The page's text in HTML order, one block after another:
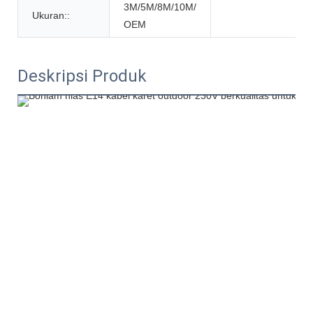
Ukuran::
3M/5M/8M/10M/
OEM
Deskripsi Produk